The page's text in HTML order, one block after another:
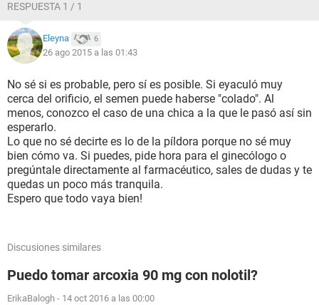
RESPUESTA 1 / 1
Eleyna 6
26 ago 2015 a las 01:43
No sé si es probable, pero sí es posible. Si eyaculó muy
cerca del orificio, el semen puede haberse "colado". Al
menos, conozco el caso de una chica a la que le pasó así sin
esperarlo.
Lo que no sé decirte es lo de la píldora porque no sé muy
bien cómo va. Si puedes, pide hora para el ginecólogo o
pregúntale directamente al farmacéutico, sales de dudas y te
quedas un poco más tranquila.
Espero que todo vaya bien!
Discusiones similares
Puedo tomar arcoxia 90 mg con nolotil?
ErikaBalogh - 14 oct 2016 a las 00:00